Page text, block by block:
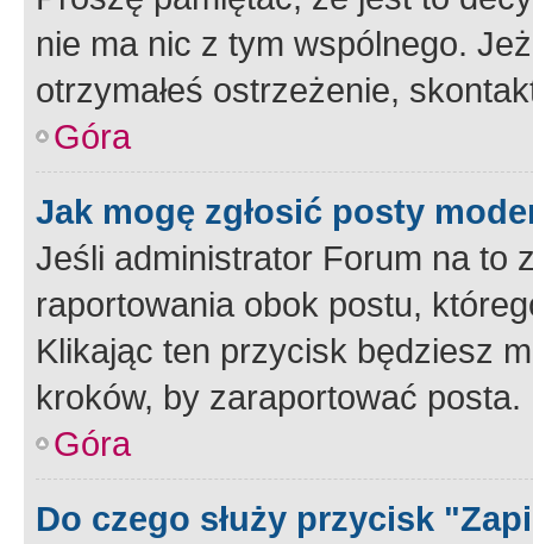
nie ma nic z tym wspólnego.
otrzymałeś ostrzeżenie,
Góra
Jak mogę zgłosić posty
Jeśli administrator Forum na to
raportowania obok postu,
Klikając ten przycisk będziesz
kroków, by zaraportować posta.
Góra
Do czego służy przycisk